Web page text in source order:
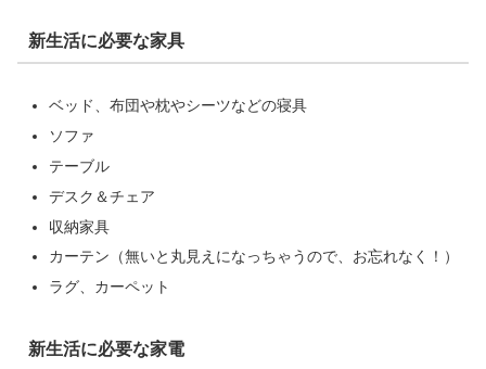
新生活に必要な家具
ベッド、布団や枕やシーツなどの寝具
ソファ
テーブル
デスク＆チェア
収納家具
カーテン（無いと丸見えになっちゃうので、お忘れなく！）
ラグ、カーペット
新生活に必要な家電